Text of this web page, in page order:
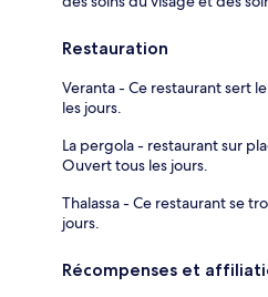
Restauration
Veranta - Ce restaurant sert
les jours.
La pergola - restaurant sur
Ouvert tous les jours.
Thalassa - Ce restaurant se
jours.
Récompenses et